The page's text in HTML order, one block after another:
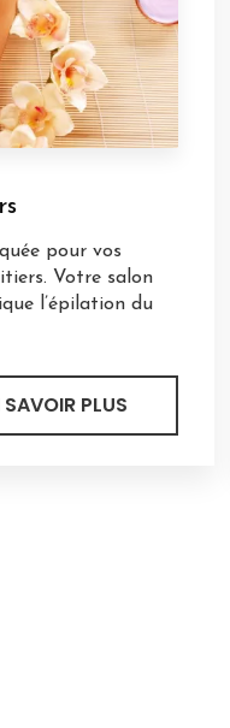
pour vos
Votre salon
l’épilation du
SAVOIR PLUS